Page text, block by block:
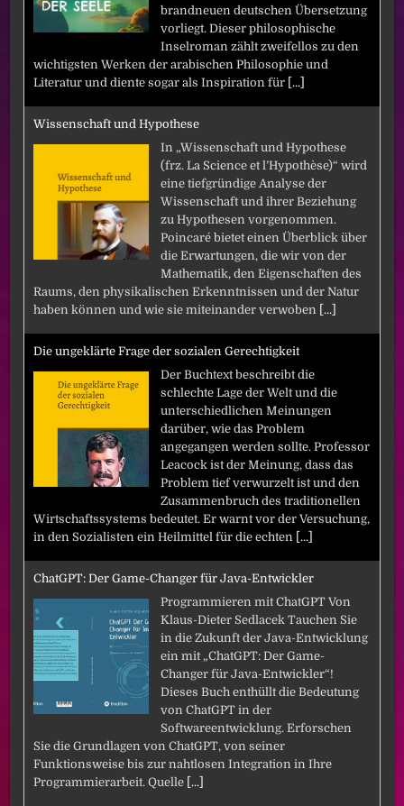
brandneuen deutschen Übersetzung
vorliegt. Dieser philosophische
Inselroman zählt zweifellos zu den
wichtigsten Werken der arabischen Philosophie und
Literatur und diente sogar als Inspiration für [...]
Wissenschaft und Hypothese
In „Wissenschaft und Hypothese
(frz. La Science et l’Hypothèse)“ wird
eine tiefgründige Analyse der
Wissenschaft und ihrer Beziehung
zu Hypothesen vorgenommen.
Poincaré bietet einen Überblick über
die Erwartungen, die wir von der
Mathematik, den Eigenschaften des
Raums, den physikalischen Erkenntnissen und der Natur
haben können und wie sie miteinander verwoben [...]
Die ungeklärte Frage der sozialen Gerechtigkeit
Der Buchtext beschreibt die
schlechte Lage der Welt und die
unterschiedlichen Meinungen
darüber, wie das Problem
angegangen werden sollte. Professor
Leacock ist der Meinung, dass das
Problem tief verwurzelt ist und den
Zusammenbruch des traditionellen
Wirtschaftssystems bedeutet. Er warnt vor der Versuchung,
in den Sozialisten ein Heilmittel für die echten [...]
ChatGPT: Der Game-Changer für Java-Entwickler
Programmieren mit ChatGPT Von
Klaus-Dieter Sedlacek Tauchen Sie
in die Zukunft der Java-Entwicklung
ein mit „ChatGPT: Der Game-
Changer für Java-Entwickler“!
Dieses Buch enthüllt die Bedeutung
von ChatGPT in der
Softwareentwicklung. Erforschen
Sie die Grundlagen von ChatGPT, von seiner
Funktionsweise bis zur nahtlosen Integration in Ihre
Programmierarbeit. Quelle [...]